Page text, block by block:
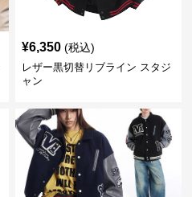
¥6,350 (税込)
レザー黒切替リブライン スタジ
ャン